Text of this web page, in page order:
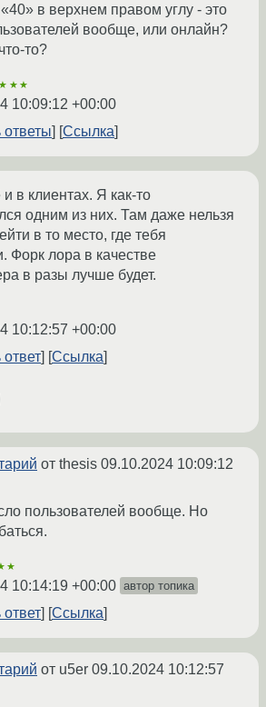
в верхнем правом углу - это
вообще, или онлайн?
то?
10:09:12 +00:00
ответы
Ссылка
в клиентах. Я как-то
одним из них. Там даже нельзя
в то место, где тебя
Форк лора в качестве
в разы лучше будет.
10:12:57 +00:00
ответ
Ссылка
от thesis 09.10.2024 10:09:12
пользователей вообще. Но
10:14:19 +00:00 автор топика
ответ Ссылка
от u5er 09.10.2024 10:12:57